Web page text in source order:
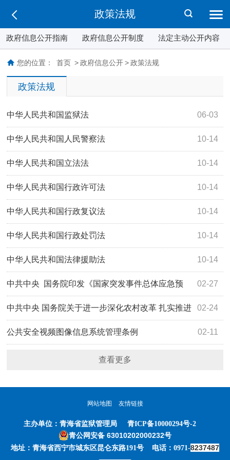
政策法规
政府信息公开指南 政府信息公开制度 法定主动公开内容
您的位置： 首页 > 政府信息公开 > 政策法规
政策法规
06-03
中华人民共和国监狱法
10-14
中华人民共和国人民警察法
10-14
中华人民共和国立法法
10-14
中华人民共和国行政许可法
10-14
中华人民共和国行政复议法
10-14
中华人民共和国行政处罚法
10-14
中华人民共和国法律援助法
02-27
中共中央 国务院印发《国家突发事件总体应急预
案》 02-24
中共中央 国务院关于进一步深化农村改革 扎实推进
乡村全面振兴的意见 02-11
公共安全视频图像信息系统管理条例
查看更多
网站地图 友情链接
主办单位： 青海省监狱管理局 青ICP备10000294号-2
青公网安备 63010202000232号
地址：青海省西宁市城东区昆仑东路191号 电话：0971-8237487